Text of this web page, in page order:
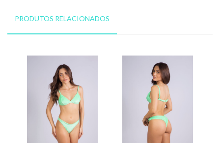
PRODUTOS RELACIONADOS